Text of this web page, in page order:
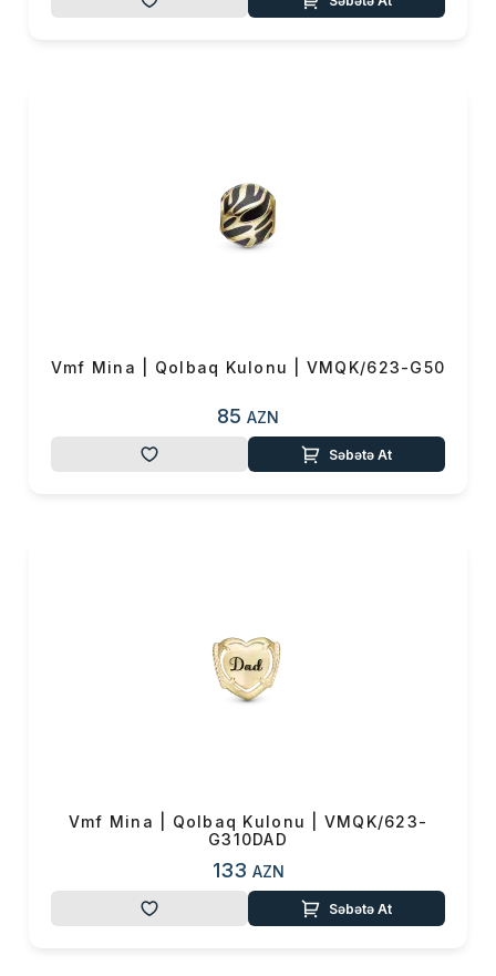
Vmf Mina | Qolbaq Kulonu | VMQK/623-G50
85 AZN
Səbətə At
Vmf Mina | Qolbaq Kulonu | VMQK/623-
G310DAD
133 AZN
Səbətə At
Məhsul(lar) səbətə əlavə edildi
Sifarişi rəsmiləşdir
Alış-verişə davam et